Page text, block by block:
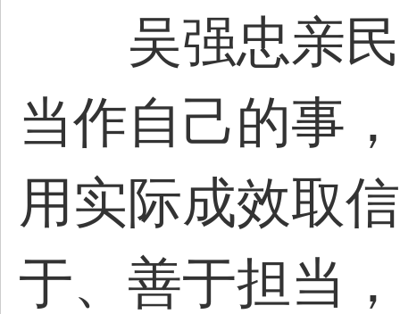
吴强忠亲民
当作自己的事
用实际成效取
于、善于担当